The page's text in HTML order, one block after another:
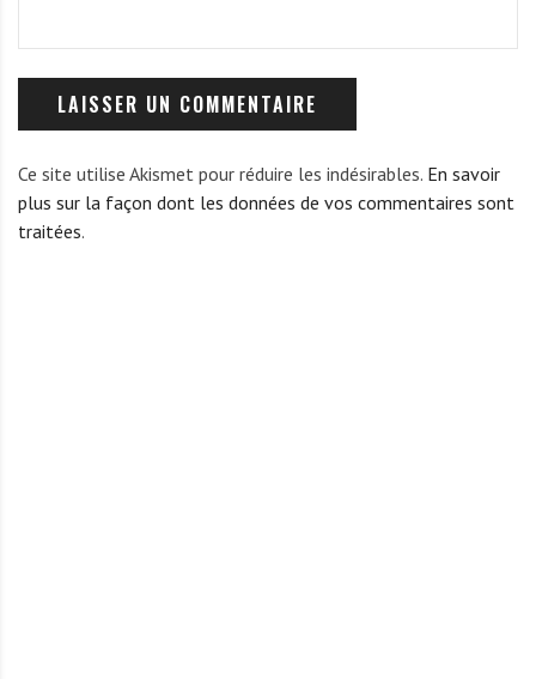
Ce site utilise Akismet pour réduire les indésirables. En savoir
plus sur la façon dont les données de vos commentaires sont
traitées.